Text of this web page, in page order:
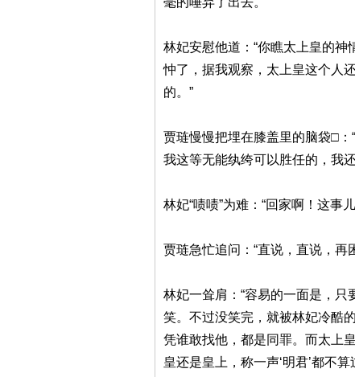
林妃安慰他道：“你瞧太上皇的
忡了，据我观察，太上皇这个人
的。”
贾琏慢慢把埋在膝盖里的脑袋□
我这等无能纨绔可以胜任的，我
林妃“啧啧”为难：“回家啊！这事
贾琏急忙追问：“直说，直说，再
林妃一耸肩：“容易的一面是，
笑。不过没笑完，就被林妃冷酷
凭谁敢找他，都是同罪。而太上
皇还是皇上，称一声‘明君’都不